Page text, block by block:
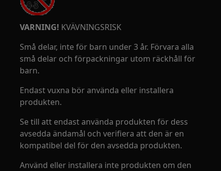
VARNING! KVÄVNINGSRISK
Små delar, inte för barn under 3 år. Förvara alla
små delar och förpackningar utom räckhåll för
barn.
Endast vuxna bör använda eller installera
produkten.
Se till att endast använda produkten för dess
avsedda ändamål och verifiera att den är en
kompatibel del för den avsedda produkten.
Använd eller installera inte produkten om den